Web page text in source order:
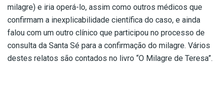
milagre) e iria operá-lo, assim como outros médicos que
confirmam a inexplicabilidade científica do caso, e ainda
falou com um outro clínico que participou no processo de
consulta da Santa Sé para a confirmação do milagre. Vários
destes relatos são contados no livro “O Milagre de Teresa”.